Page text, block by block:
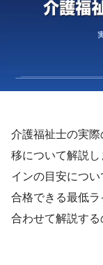
介護福祉士の実
移について解説
インの目安につ
合格できる最低
合わせて解説する